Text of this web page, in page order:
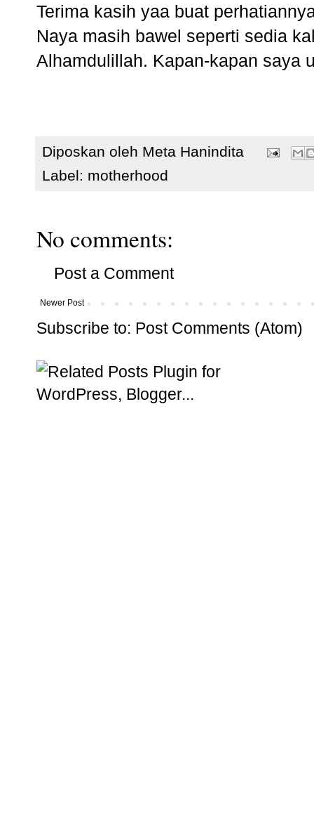
Terima kasih yaa buat
Naya masih bawel seperti sedia
Alhamdulillah. Kapan-kapan saya
Diposkan oleh Meta Hanindita
Label: motherhood
No comments:
Post a Comment
Newer Post
Subscribe to: Post Comments (Atom)